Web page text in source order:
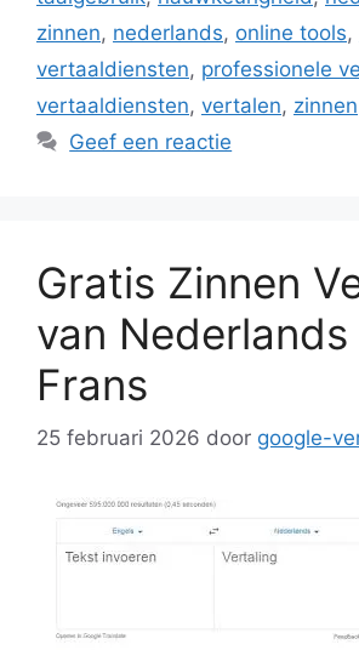
zinnen, nederlands, online tools,
vertaaldiensten, professionele
vertaaldiensten, vertalen, zinnen
Geef een reactie
Gratis Zinnen
van
Frans
25 februari 2026 door google-